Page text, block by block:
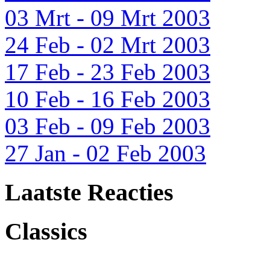
03 Mrt - 09 Mrt 2003
24 Feb - 02 Mrt 2003
17 Feb - 23 Feb 2003
10 Feb - 16 Feb 2003
03 Feb - 09 Feb 2003
27 Jan - 02 Feb 2003
Laatste Reacties
Classics